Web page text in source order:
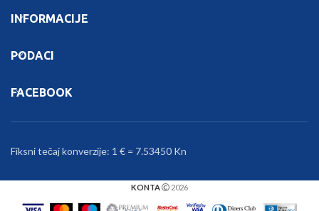
INFORMACIJE
PODACI
FACEBOOK
Fiksni tečaj konverzije: 1 € = 7.53450 Kn
KONTA 2026